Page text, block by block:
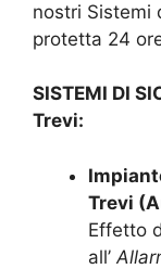
nostri Sistemi
protetta 24
SISTEMI DI
Trevi:
Trevi
Effetto
all’